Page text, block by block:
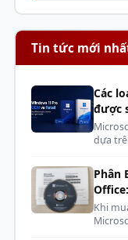
Tinh tế
từng chi
Các cạnh của
Tốc độ
Bộ nhớ
Bus bộ
nhớ
Cổng
xuất
hình
Tin tức mới
Các
được
dựa
Phân
Khi